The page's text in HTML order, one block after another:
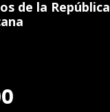
de la República